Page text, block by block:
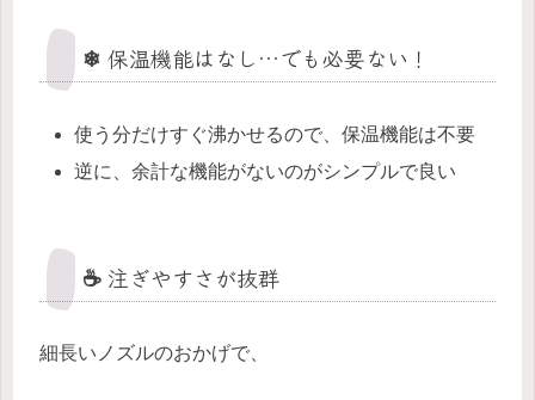
❄ 保温機能はなし…でも必要ない！
使う分だけすぐ沸かせるので、保温機能は不要
逆に、余計な機能がないのがシンプルで良い
☕ 注ぎやすさが抜群
細長いノズルのおかげで、